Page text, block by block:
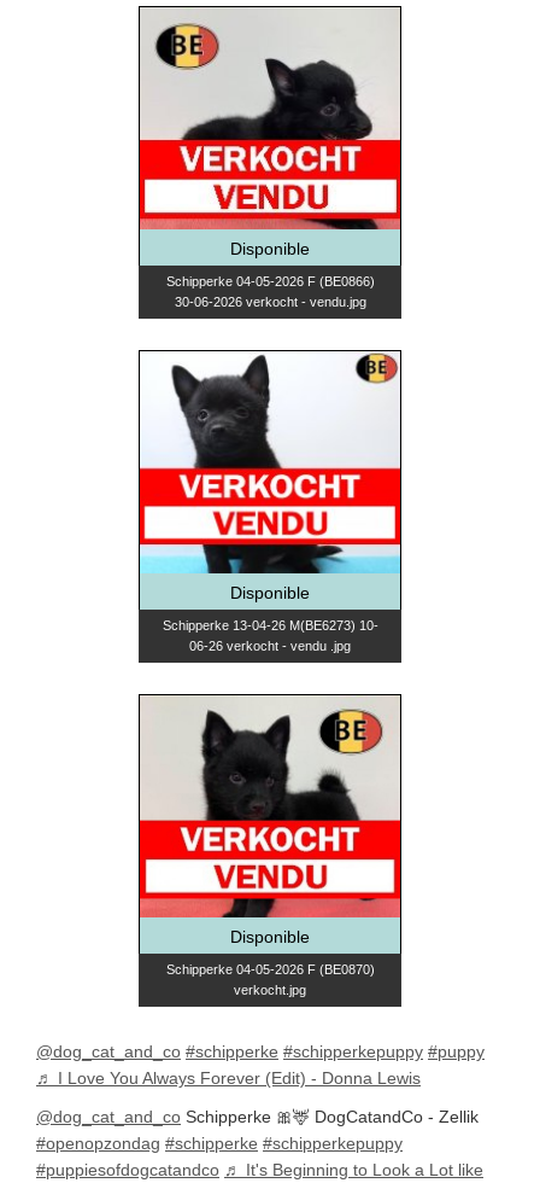
Disponible
Schipperke 04-05-2026 F (BE0866)
30-06-2026 verkocht - vendu.jpg
Disponible
Schipperke 13-04-26 M(BE6273) 10-
06-26 verkocht - vendu .jpg
Disponible
Schipperke 04-05-2026 F (BE0870)
verkocht.jpg
@dog_cat_and_co #schipperke #schipperkepuppy #puppy
♬ I Love You Always Forever (Edit) - Donna Lewis
@dog_cat_and_co Schipperke 🎀🦌 DogCatandCo - Zellik
#openopzondag #schipperke #schipperkepuppy
#puppiesofdogcatandco ♬ It's Beginning to Look a Lot like